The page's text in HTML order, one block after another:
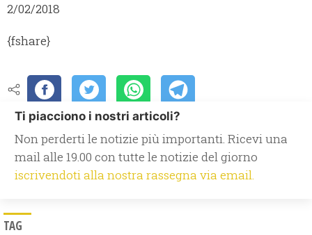
2/02/2018
{fshare}
Ti piacciono i nostri articoli?
Non perderti le notizie più importanti. Ricevi una
mail alle 19.00 con tutte le notizie del giorno
iscrivendoti alla nostra rassegna via email.
TAG